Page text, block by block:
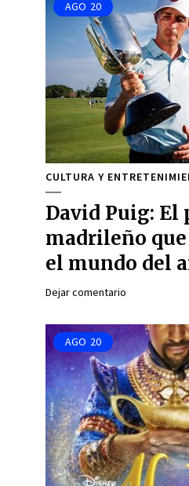
AGO 20
CULTURA Y
David Puig:
madrileño
el mundo del
Dejar comentario
AGO 20